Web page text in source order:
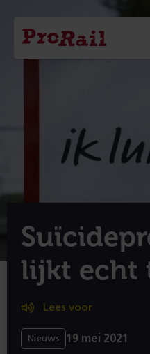
Navigatie
Homepage
ProRail
lijkt echt
Lees voor
Nieuws 19 mei 2021